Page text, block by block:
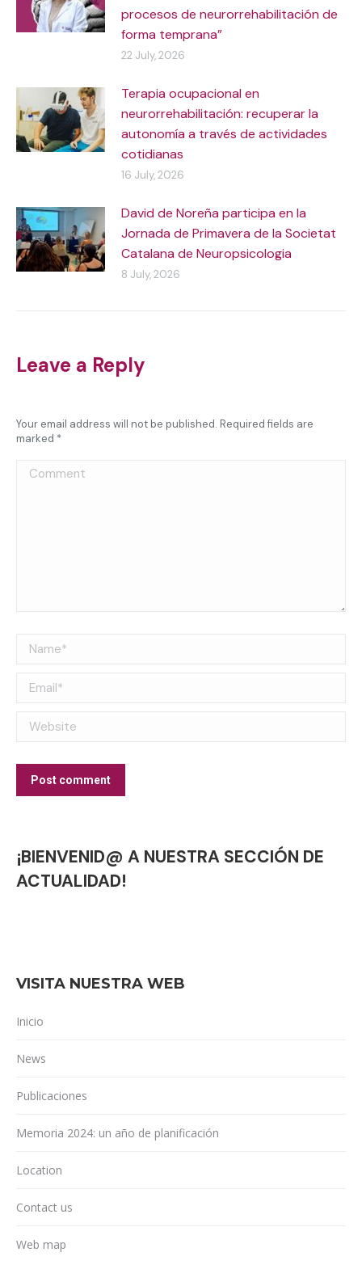
procesos de neurorrehabilitación de
forma temprana”
22 July, 2026
Terapia ocupacional en
neurorrehabilitación: recuperar la
autonomía a través de actividades
cotidianas
16 July, 2026
David de Noreña participa en la
Jornada de Primavera de la Societat
Catalana de Neuropsicologia
8 July, 2026
Leave a Reply
Your email address will not be published. Required fields are
marked *
Comment
Name *
Email *
Website
Post comment
¡BIENVENID@ A NUESTRA SECCIÓN DE
ACTUALIDAD!
VISITA NUESTRA WEB
Inicio
News
Publicaciones
Memoria 2024: un año de planificación
Location
Contact us
Web map